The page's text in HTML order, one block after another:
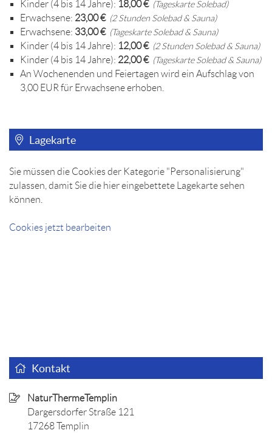
Kinder (4 bis 14 Jahre): 18,00 €(Tageskarte Solebad)
Erwachsene: 23,00 €(2 Stunden Solebad & Sauna)
Erwachsene: 33,00 €(Tageskarte Solebad & Sauna)
Kinder (4 bis 14 Jahre): 12,00 €(2 Stunden Solebad & Sauna)
Kinder (4 bis 14 Jahre): 22,00 €(Tageskarte Solebad & Sauna)
An Wochenenden und Feiertagen wird ein Aufschlag von
3,00 EUR für Erwachsene erhoben.
Lagekarte
Sie müssen die Cookies der Kategorie "Personalisierung"
zulassen, damit Sie die hier eingebettete Lagekarte sehen
können.
Cookies jetzt bearbeiten
Kontakt
NaturThermeTemplin
Dargersdorfer Straße 121
17268 Templin